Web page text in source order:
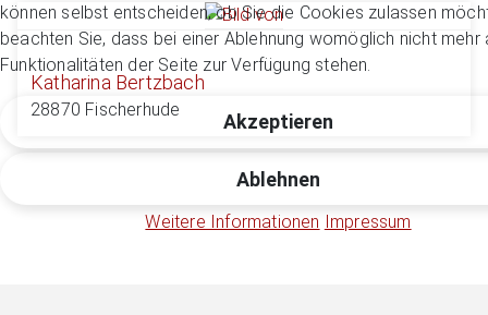
Katharina Bertzbach
28870 Fischerhude
können selbst entscheiden, ob Sie die Cookies zulassen
beachten Sie, dass bei einer Ablehnung womöglich nicht mehr
Funktionalitäten der Seite zur Verfügung stehen.
Akzeptieren
Ablehnen
Weitere Informationen Impressum